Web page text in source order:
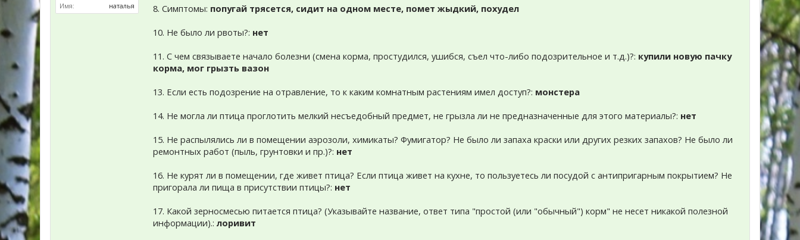
Имя:
наталья
8. Симптомы: попугай трясется, сидит на одном месте, помет жыдкий, похудел
10. Не было ли рвоты?: нет
11. С чем связываете начало болезни (смена корма, простудился, ушибся, съел что-либо подозрительное и т.д.)?: купили новую пачку
корма, мог грызть вазон
13. Если есть подозрение на отравление, то к каким комнатным растениям имел доступ?: монстера
14. Не могла ли птица проглотить мелкий несъедобный предмет, не грызла ли не предназначенные для этого материалы?: нет
15. Не распылялись ли в помещении аэрозоли, химикаты? Фумигатор? Не было ли запаха краски или других резких запахов? Не было ли
ремонтных работ (пыль, грунтовки и пр.)?: нет
16. Не курят ли в помещении, где живет птица? Если птица живет на кухне, то пользуетесь ли посудой с антипригарным покрытием? Не
пригорала ли пища в присутствии птицы?: нет
17. Какой зерносмесью питается птица? (Указывайте название, ответ типа "простой (или "обычный") корм" не несет никакой полезной
информации).:лоривит